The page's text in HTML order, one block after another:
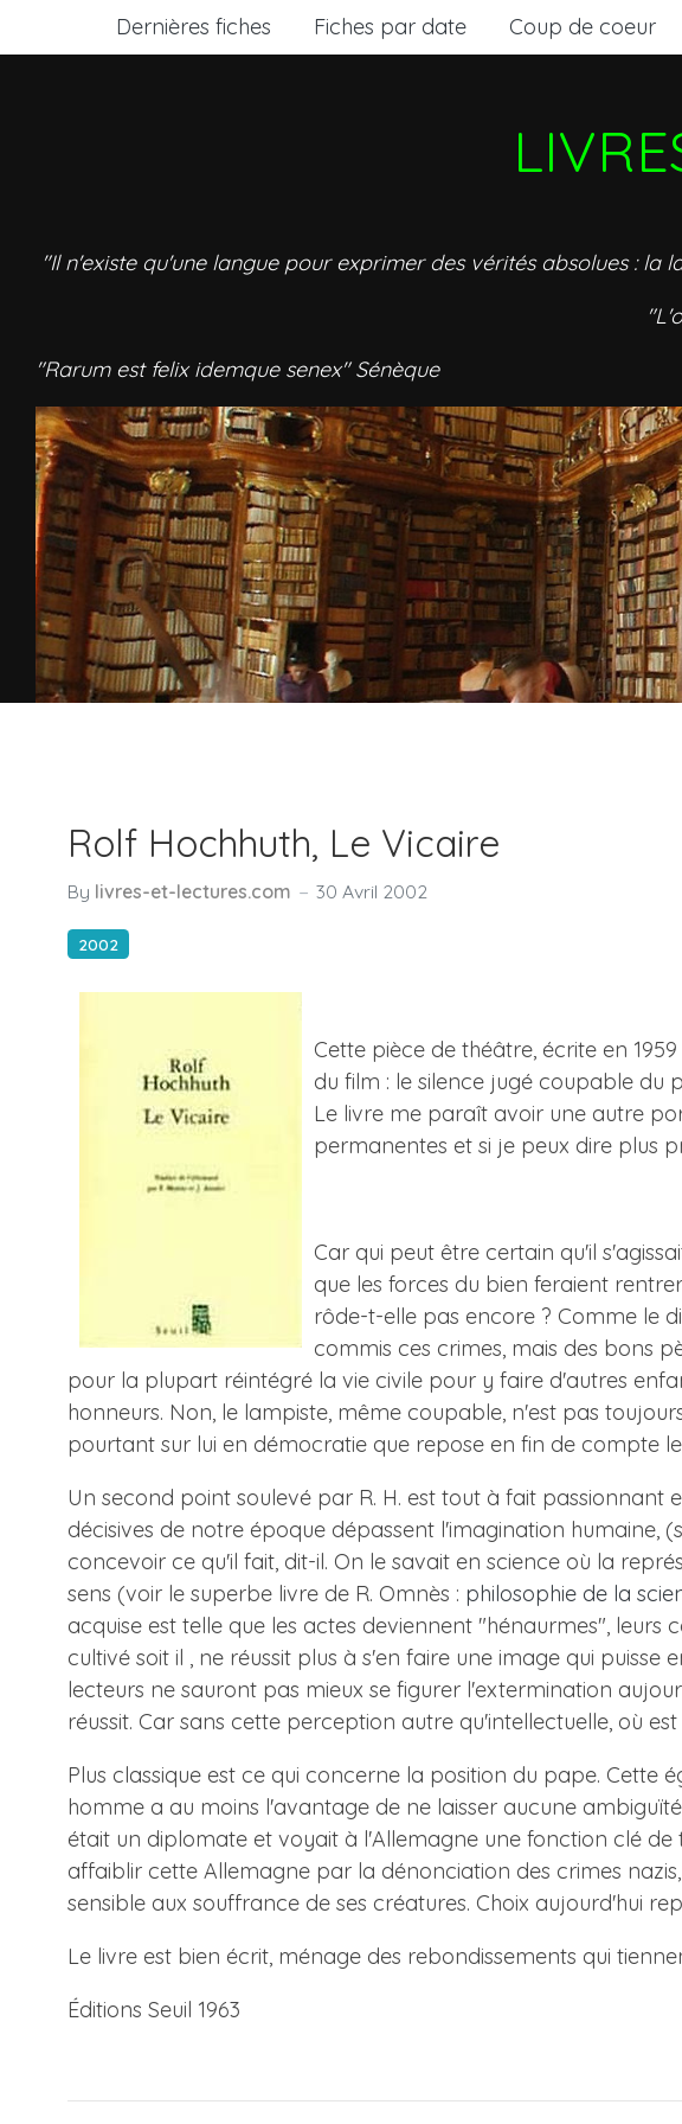
Dernières fiches Fiches par date Coup de coeur
"Il n'existe qu'une langue pour exprimer des vérités absolues : la
"Rarum est felix idemque senex" Sénèque
Rolf Hochhuth, Le Vicaire
By livres-et-lectures.com 30 Avril 2002
2002
Cette pièce de théâtre, écrite en
du film : le silence jugé coupable du
Le livre me paraît avoir une autre
permanentes et si je peux dire plus
Car qui peut être certain qu'il
que les forces du bien feraient
rôde-t-elle pas encore ? Comme le
commis ces crimes, mais des bons
pour la plupart réintégré la vie civile pour y faire d'autres
honneurs. Non, le lampiste, même coupable, n'est pas
pourtant sur lui en démocratie que repose en fin de compte
Un second point soulevé par R. H. est tout à fait passionnant
décisives de notre époque dépassent l'imagination
concevoir ce qu'il fait, dit-il. On le savait en science où la
sens (voir le superbe livre de R. Omnès : philosophie de la
acquise est telle que les actes deviennent "hénaurmes",
cultivé soit il , ne réussit plus à s'en faire une image qui
lecteurs ne sauront pas mieux se figurer l'extermination
réussit. Car sans cette perception autre qu'intellectuelle, où
Plus classique est ce qui concerne la position du pape. Cette
homme a au moins l'avantage de ne laisser aucune
était un diplomate et voyait à l'Allemagne une fonction clé
affaiblir cette Allemagne par la dénonciation des crimes
sensible aux souffrance de ses créatures. Choix aujourd'hui
Le livre est bien écrit, ménage des rebondissements qui
Éditions Seuil 1963